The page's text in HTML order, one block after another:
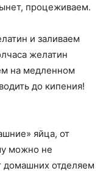
процеживаем.
и заливаем
желатин
на медленном
до кипения!
яйца, от
можно не
домашних отделяем